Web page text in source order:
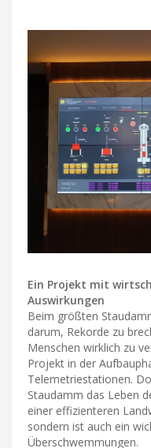
Ein Projekt mit
Auswirkungen
Beim größten
darum, Rekorde zu
Menschen wirklich zu
Projekt in der
Telemetriestationen.
Staudamm das Leben
einer effizienteren
sondern ist auch ein
Überschwemmungen.